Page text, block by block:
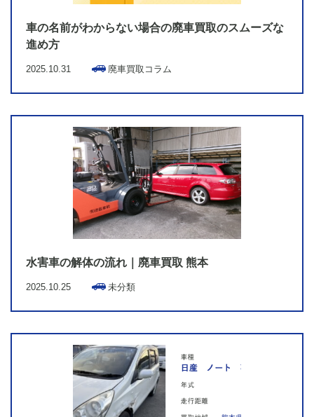
車の名前がわからない場合の廃車買取のスムーズな
進め方
2025.10.31 廃車買取コラム
水害車の解体の流れ｜廃車買取 熊本
2025.10.25 未分類